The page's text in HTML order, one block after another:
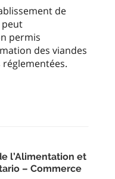
de
permis
des viandes
réglementées.
l’Alimentation et
– Commerce